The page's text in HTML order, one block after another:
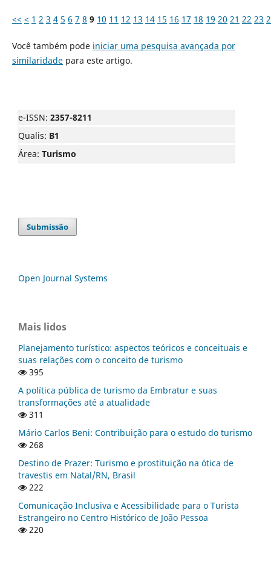
<< < 1 2 3 4 5 6 7 8 9 10 11 12 13 14 15 16 17 18 19 20 21 22 23
Você também pode iniciar uma pesquisa avançada por
similaridadepara este artigo.
e-ISSN: 2357-8211
Qualis: B1
Área: Turismo
Submissão
Open Journal Systems
Mais lidos
Planejamento turístico: aspectos teóricos e conceituais e
suas relações com o conceito de turismo
395
A política pública de turismo da Embratur e suas
transformações até a atualidade
311
Mário Carlos Beni: Contribuição para o estudo do turismo
268
Destino de Prazer: Turismo e prostituição na ótica de
travestis em Natal/RN, Brasil
222
Comunicação Inclusiva e Acessibilidade para o Turista
Estrangeiro no Centro Histórico de João Pessoa
220